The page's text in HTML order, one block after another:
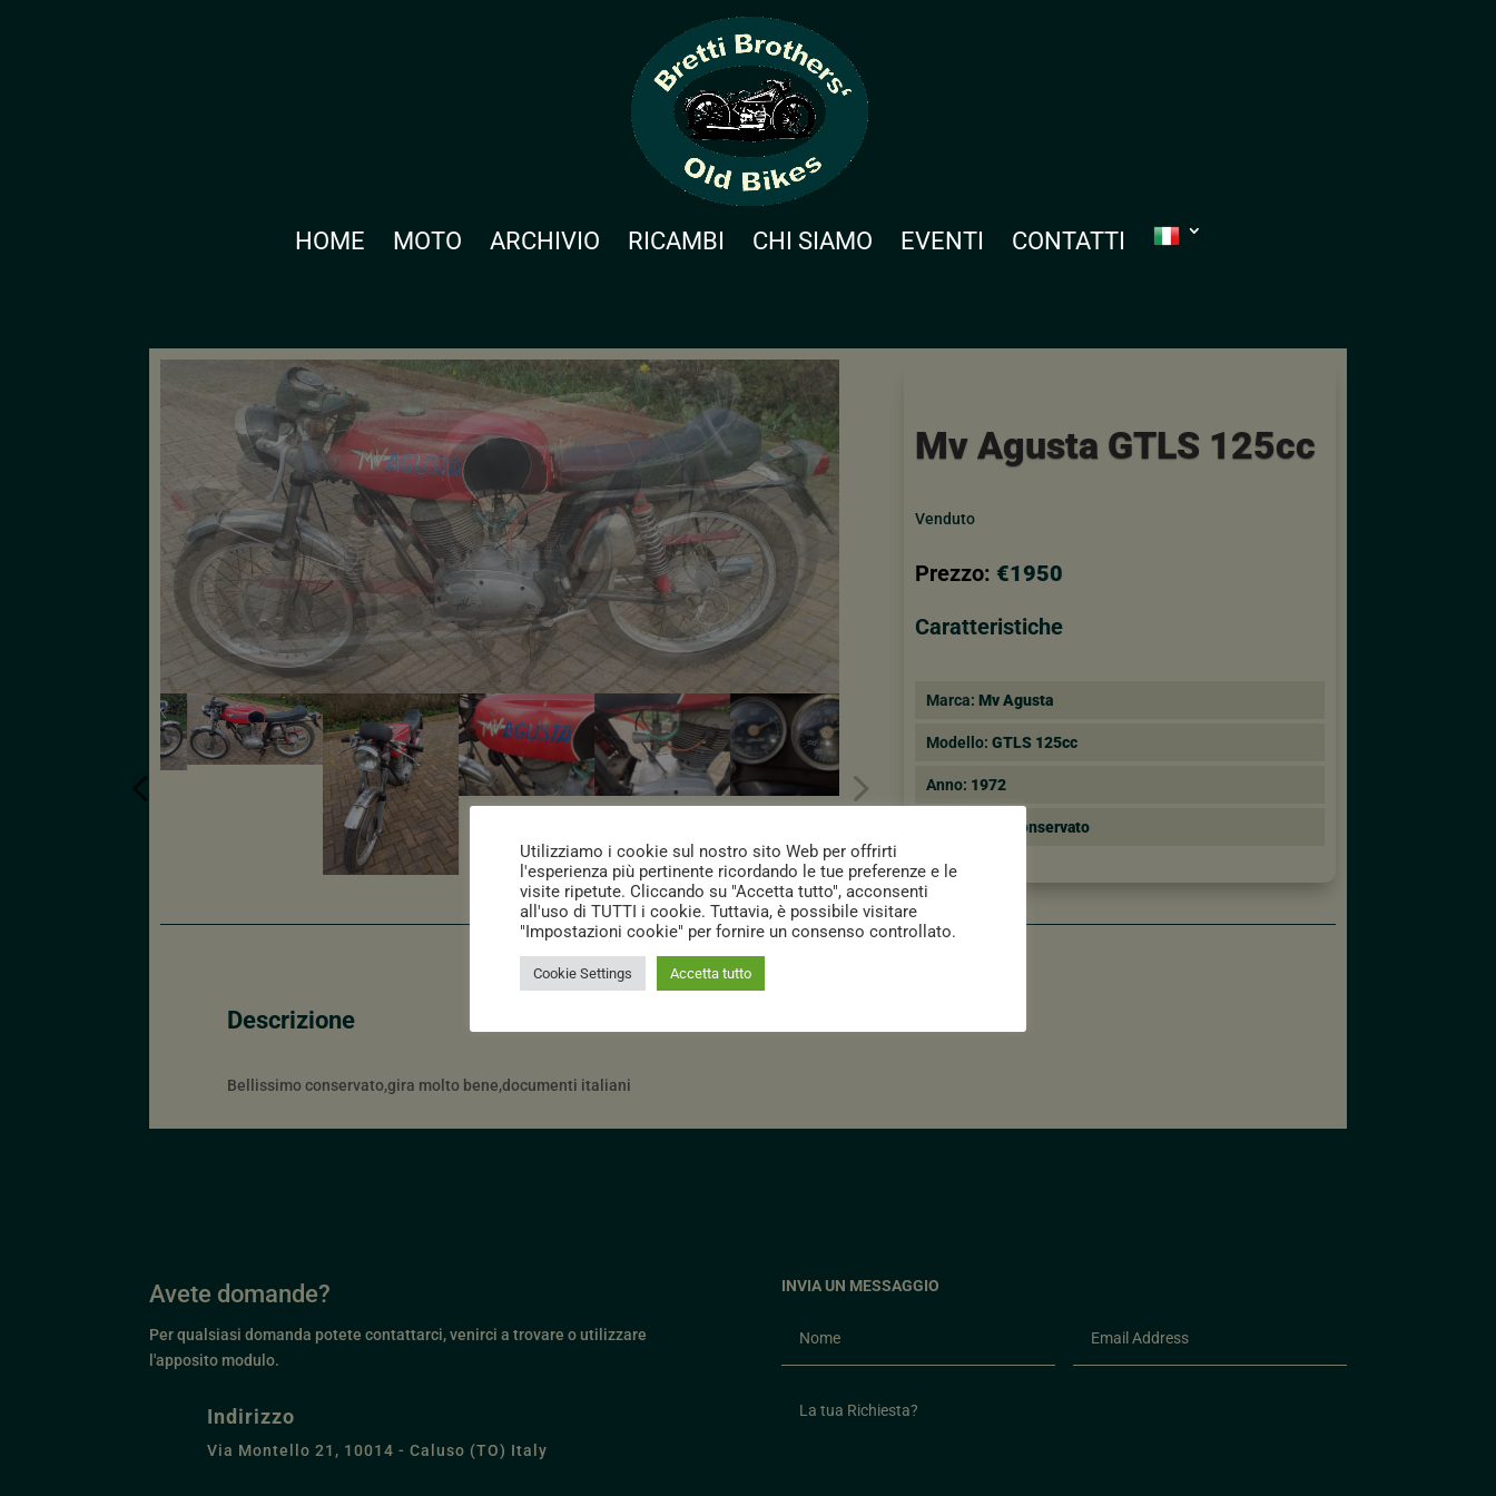
HOME MOTO ARCHIVIO RICAMBI CHI SIAMO EVENTI CONTATTI
Mv Agusta GTLS 125cc
Venduto
Prezzo: €1950
Caratteristiche
Marca: Mv Agusta
Modello: GTLS 125cc
Anno: 1972
Conservato
Descrizione
Bellissimo conservato,gira molto bene,documenti italiani
Avete domande?
Per qualsiasi domanda potete contattarci, venirci a trovare o utilizzare
l'apposito modulo.
Indirizzo
Via Montello 21, 10014 - Caluso (TO) Italy
INVIA UN MESSAGGIO
Utilizziamo i cookie sul nostro sito Web per offrirti
l'esperienza più pertinente ricordando le tue preferenze e le
visite ripetute. Cliccando su "Accetta tutto", acconsenti
all'uso di TUTTI i cookie. Tuttavia, è possibile visitare
"Impostazioni cookie" per fornire un consenso controllato.
Cookie Settings Accetta tutto